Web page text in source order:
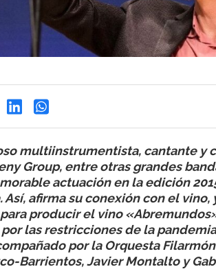
multiinstrumentista, cantante y
Group, entre otras grandes
actuación en la edición
Así, afirma su conexión con el
producir el vino
por las restricciones de la
por la Orquesta
Barrientos, Javier Montalto y